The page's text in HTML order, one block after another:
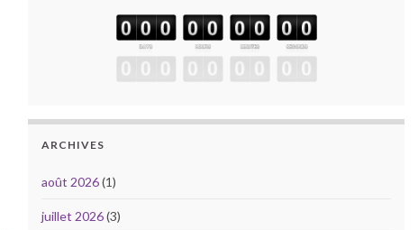
ARCHIVES
août 2026(1)
juillet 2026(3)